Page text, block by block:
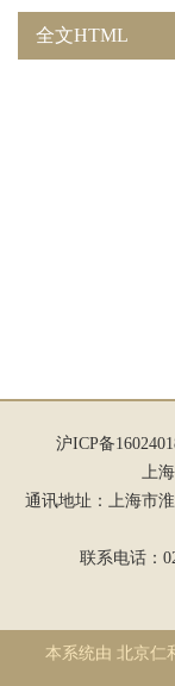
全文HTML
沪ICP备
上
通讯地址：上海市
联系电话：
本系统由 北京仁